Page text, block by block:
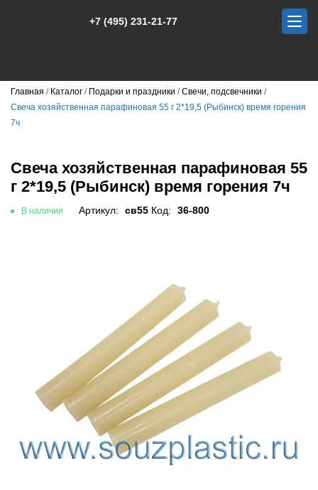
+7 (495) 231-21-77
Главная Каталог Подарки и праздники
Свечи, подсвечники
Свеча хозяйственная парафиновая 55 г 2*19,5 (Рыбинск) время горения
7ч
Свеча хозяйственная парафиновая 55
г 2*19,5 (Рыбинск) время горения 7ч
В наличии Артикул: св55 Код: 36-800